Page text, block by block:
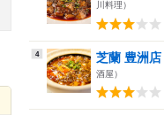
川料理）
4 芝蘭 豊洲店
酒屋）